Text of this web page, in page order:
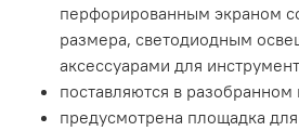
перфорированным экраном
размера, светодиодным
аксессуарами для
поставляются в разобранном
предусмотрена площадка